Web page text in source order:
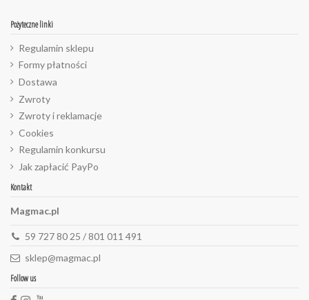
Pożyteczne linki
Regulamin sklepu
Formy płatności
Dostawa
Zwroty
Zwroty i reklamacje
Cookies
Regulamin konkursu
Jak zapłacić PayPo
Kontakt
Magmac.pl
59 727 80 25 / 801 011 491
sklep@magmac.pl
Follow us